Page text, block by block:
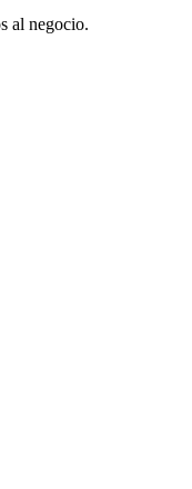
al negocio.